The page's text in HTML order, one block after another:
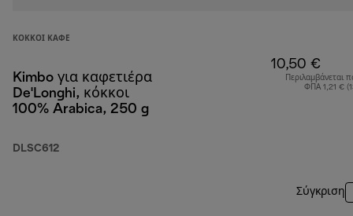
ΚΌΚΚΟΙ ΚΑΦΈ
Kimbo για καφετιέρα
De'Longhi, κόκκοι
100% Arabica, 250 g
DLSC612
10,50 €
Περιλαμβάνεται
ΦΠΑ 1,21 €
Σύγκριση